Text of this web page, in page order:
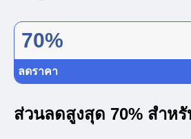
70%
ลดราคา
ส่วนลดสูงสุด 70% สำหรั